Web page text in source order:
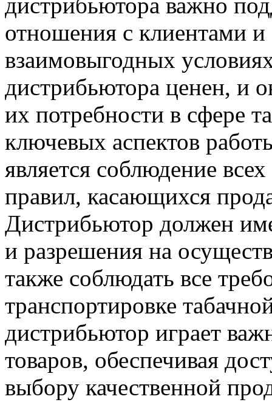
отношения с клиентами и
взаимовыгодных
дистрибьютора ценен, и
их потребности в сфере
ключевых аспектов
является соблюдение
правил, касающихся
Дистрибьютор должен
и разрешения на
также соблюдать все
транспортировке
дистрибьютор играет
товаров, обеспечивая
выбору качественной